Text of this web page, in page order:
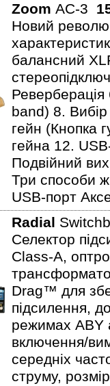
Zoom AC-3
Новий
балансний
Реверберація
band) 8. Вибір
гейн (Кнопка
гейна 12.
Подвійний
Три способи
USB-порт
Radial
Селектор
Class-A,
Drag™ для
підсилення,
режимах ABY
включення/
середніх
струму,